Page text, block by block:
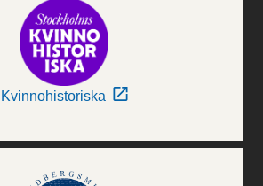
Kvinnohistoriska